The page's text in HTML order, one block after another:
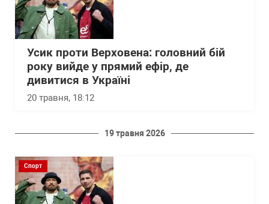
Усик проти Верховена: головний бій
року вийде у прямий ефір, де
дивитися в Україні
20 травня, 18:12
19 травня 2026
Спорт